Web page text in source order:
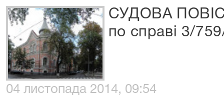
СУДОВА
по справі 3/
04 листопада 2014, 09:54